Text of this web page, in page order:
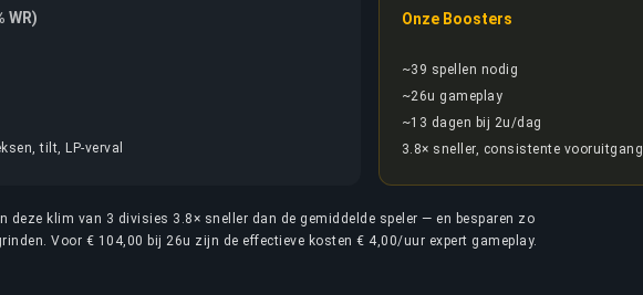
WR)
tilt, LP-verval
Onze Boosters
~39 spellen nodig
~26u gameplay
~13 dagen bij 2u/dag
3.8× sneller, consistente vooruitgang
deze klim van 3 divisies 3.8× sneller dan de gemiddelde speler — en besparen zo
Voor € 104,00 bij 26u zijn de effectieve kosten € 4,00/uur expert gameplay.